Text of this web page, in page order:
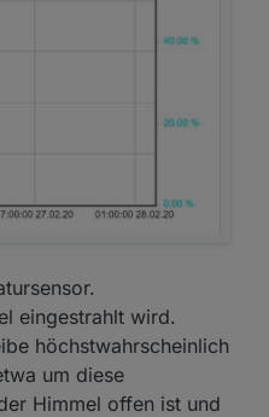
eingestrahlt wird.
höchstwahrscheinlich
um diese
Himmel offen ist und